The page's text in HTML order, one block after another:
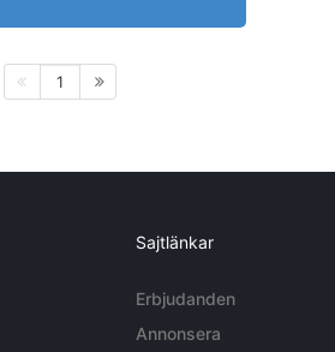
1
Sajtlänkar
Erbjudanden
Annonsera